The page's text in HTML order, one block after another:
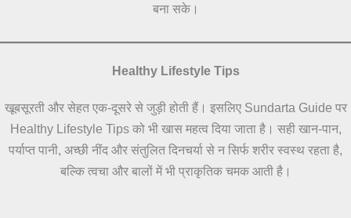
बना सके।
Healthy Lifestyle Tips
खूबसूरती और सेहत एक-दूसरे से जुड़ी होती हैं। इसलिए Sundarta Guide पर
Healthy Lifestyle Tips को भी खास महत्व दिया जाता है। सही खान-पान,
पर्याप्त पानी, अच्छी नींद और संतुलित दिनचर्या से न सिर्फ शरीर स्वस्थ रहता है,
बल्कि त्वचा और बालों में भी प्राकृतिक चमक आती है।